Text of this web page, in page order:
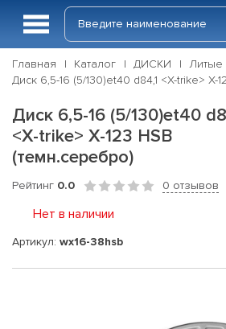
Главная Каталог ДИСКИ
Литые
Диск 6,5-16 (5/130)et40 d84,1 <X-trike> X-
Диск 6,5-16 (5/130)et40
<X-trike> X-123 HSB
(темн.серебро)
Рейтинг 0.0 0 отзывов
Нет в наличии
Артикул: wx16-38hsb